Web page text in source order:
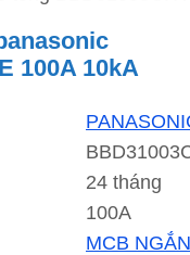
100A 10kA
24 tháng
100A
MCB